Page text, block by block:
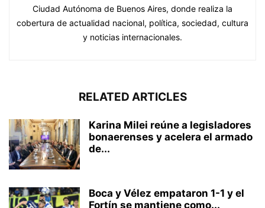
Ciudad Autónoma de Buenos Aires, donde realiza la
cobertura de actualidad nacional, política, sociedad, cultura
y noticias internacionales.
RELATED ARTICLES
Karina Milei reúne a legisladores
bonaerenses y acelera el armado
de...
Boca y Vélez empataron 1-1 y el
Fortín se mantiene como...